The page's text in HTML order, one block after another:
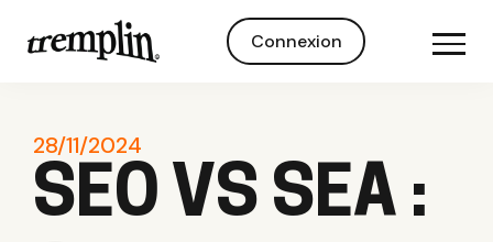
Connexion
28/11/2024
SEO VS SEA :